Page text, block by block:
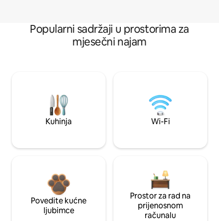
Popularni sadržaji u prostorima za
mjesečni najam
Kuhinja Wi-Fi
Povedite kućne
ljubimce
Prostor za rad na
prijenosnom
računalu